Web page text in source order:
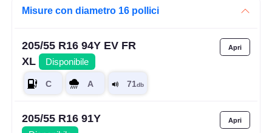
Misure con diametro 16 pollici
205/55 R16 94Y EV FR
XL
Disponibile
205/55 R16 91Y